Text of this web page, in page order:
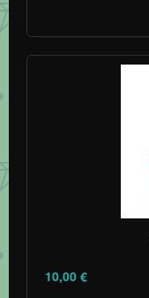
10,00 €